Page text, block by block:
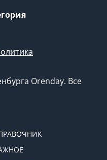
Orenday. Все